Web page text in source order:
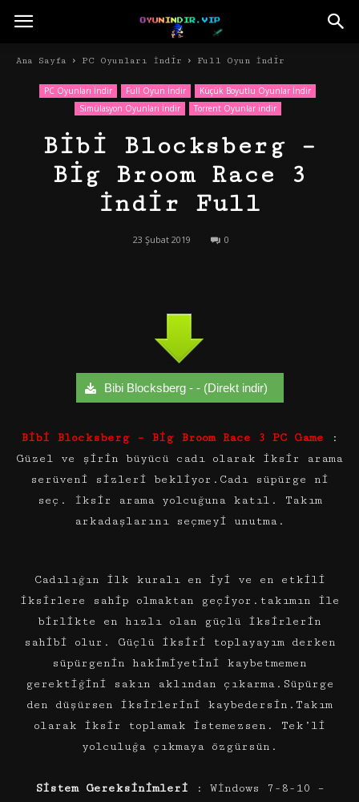
Ana Sayfa PC Oyunları İndir Full Oyun İndir
PC Oyunları İndir Full Oyun İndir
Küçük Boyutlu Oyunlar İndir
Simülasyon Oyunları İndir
Torrent Oyunlar indir
Bibi Blocksberg –
Big Broom Race 3
İndir Full
23 Şubat 2019 0
Bibi Blocksberg - - (Direkt indir)
Bibi Blocksberg – Big Broom Race 3 PC Game :
Güzel ve şirin büyücü cadı olarak iksir arama
serüveni sizleri bekliyor.Cadı süpürge ni
seç. İksir arama yolcuğuna katıl. Takım
arkadaşlarını seçmeyi unutma.
Cadılığın ilk kuralı en iyi ve en etkili
iksirlere sahip olmaktan geçiyor.takımın ile
birlikte en hızlı olan güçlü iksirlerin
sahibi olur. Güçlü iksiri toplayayım derken
süpürgenin hakimiyetini kaybetmemen
gerektiğini sakın aklından çıkarma.Süpürge
den düşürsen iksirlerini kaybedersin.Takım
olarak iksir toplamak istemezsen. Tek’li
yolculuğa çıkmaya özgürsün.
Sistem Gereksinimleri : Wİndows 7-8-10 –